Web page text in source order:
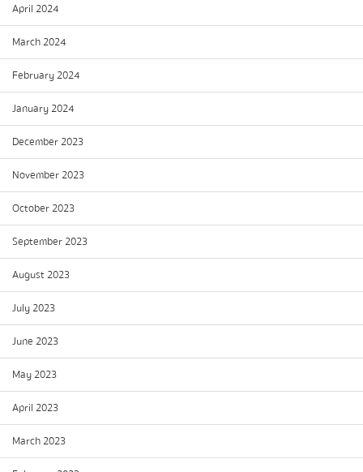
April 2024
March 2024
February 2024
January 2024
December 2023
November 2023
October 2023
September 2023
August 2023
July 2023
June 2023
May 2023
April 2023
March 2023